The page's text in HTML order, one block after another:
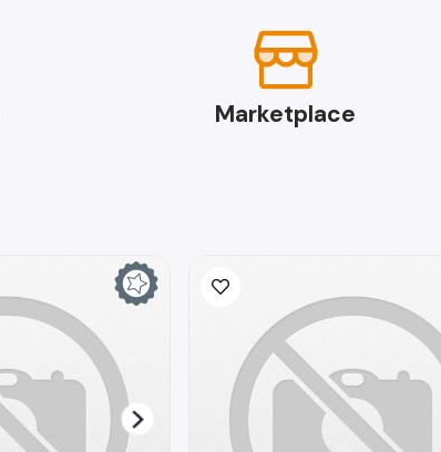
Marketplace